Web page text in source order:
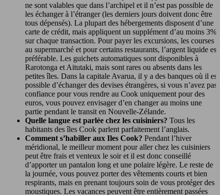
ne sont valables que dans l’archipel et il n’est pas possible de
les échanger à l’étranger (les derniers jours doivent donc être
tous dépensés). La plupart des hébergements disposent d’une
carte de crédit, mais appliquent un supplément d’au moins 3%
sur chaque transaction. Pour payer les excursions, les courses
au supermarché et pour certains restaurants, l’argent liquide est
préférable. Les guichets automatiques sont disponibles à
Rarotonga et Aitutaki, mais sont rares ou absents dans les
petites îles. Dans la capitale Avarua, il y a des banques où il est
possible d’échanger des devises étrangères, si vous n’avez pas
confiance pour vous rendre au Cook uniquement pour des
euros, vous pouvez envisager d’en changer au moins une
partie pendant le transit en Nouvelle-Zélande.
Quelle langue est parlée chez les cuisiniers? Tous les
habitants des îles Cook parlent parfaitement l’anglais.
Comment s’habiller aux Iles Cook? Pendant l’hiver
méridional, le meilleur moment pour aller chez les cuisiniers
peut être frais et venteux le soir et il est donc conseillé
d’apporter un pantalon long et une polaire légère. Le reste de
la journée, vous pouvez porter des vêtements courts et bien
respirants, mais en prenant toujours soin de vous protéger des
moustiques. Les vacances peuvent être entièrement passées